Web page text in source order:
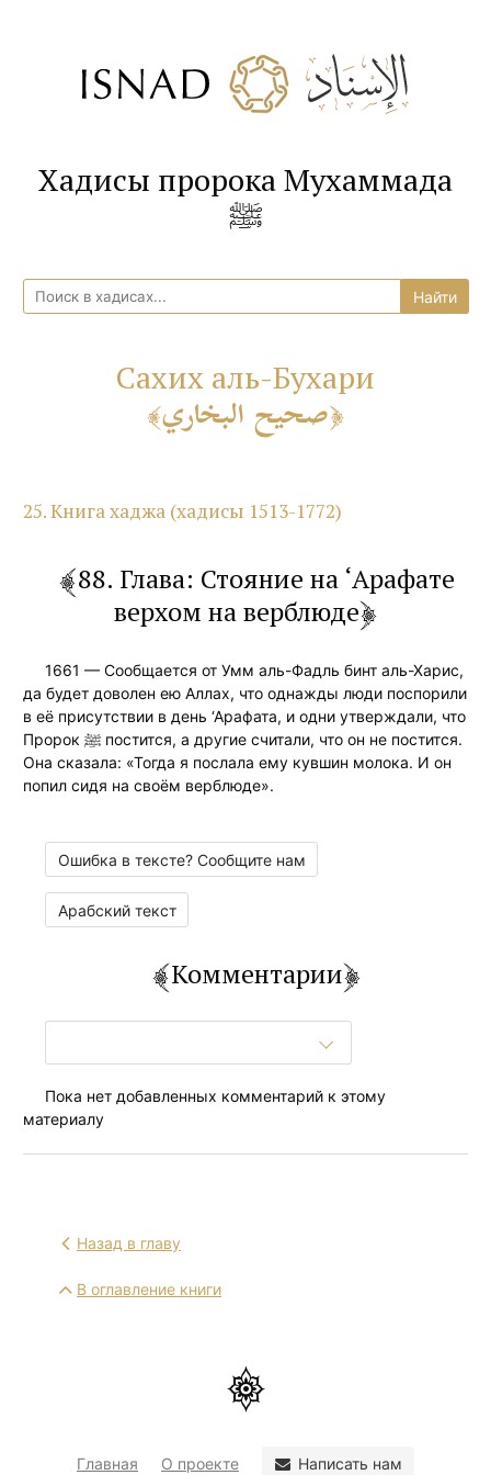
Хадисы пророка Мухаммада
ﷺ
Сахих аль-Бухари
صحيح البخاري
25. Книга хаджа (хадисы 1513-1772)
88. Глава: Стояние на ‘Арафате
верхом на верблюде
1661 — Сообщается от Умм аль-Фадль бинт аль-Харис,
да будет доволен ею Аллах, что однажды люди поспорили
в её присутствии в день ‘Арафата, и одни утверждали, что
Пророк ﷺ постится, а другие считали, что он не постится.
Она сказала: «Тогда я послала ему кувшин молока. И он
попил сидя на своём верблюде».
Ошибка в тексте? Сообщите нам
Арабский текст
Комментарии
Пока нет добавленных комментарий к этому
материалу
Назад в главу
В оглавление книги
Главная О проекте Написать нам